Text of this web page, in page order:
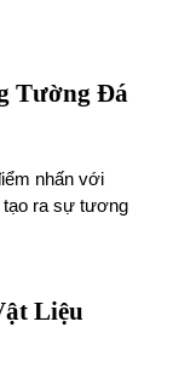
Tường Đá
nhấn với
tạo ra sự tương
Liệu